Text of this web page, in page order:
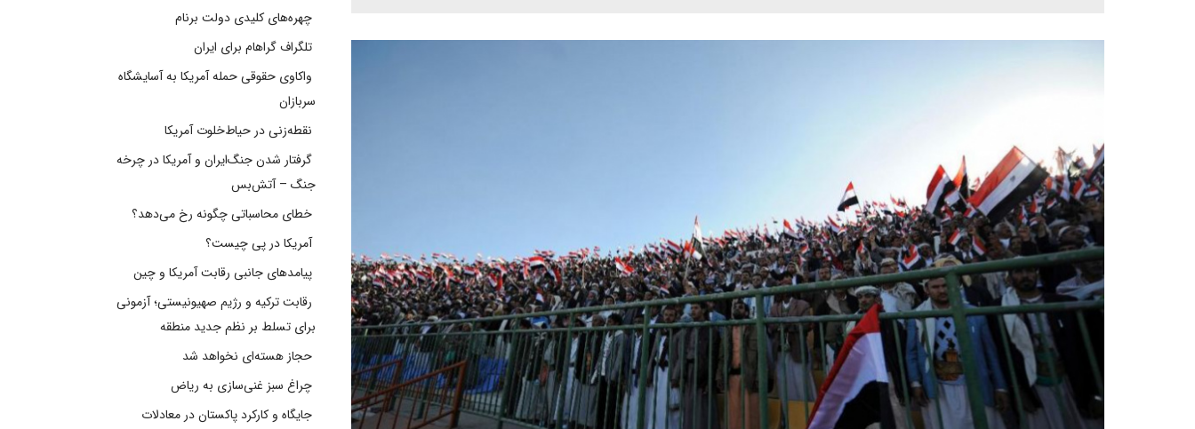
چهره‌های کلیدی دولت برنام
تلگراف گراهام برای ایران
واکاوی حقوقی حمله آمریکا به آسایشگاه
سربازان
نقطه‌زنی در حیاط‌خلوت آمریکا
گرفتار شدن جنگ‌ایران و آمریکا در چرخه
جنگ – آتش‌بس
خطای محاسباتی چگونه رخ می‌دهد؟
آمریکا در پی چیست؟
پیامدهای جانبی رقابت آمریکا و چین
رقابت ترکیه و رژیم صهیونیستی؛ آزمونی
برای تسلط بر نظم جدید منطقه
حجاز هسته‌ای نخواهد شد
چراغ سبز غنی‌سازی به ریاض
جایگاه و کارکرد پاکستان در معادلات